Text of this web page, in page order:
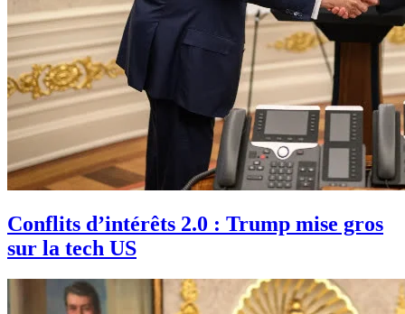
Conflits d’intérêts 2.0 : Trump mise gros
sur la tech US